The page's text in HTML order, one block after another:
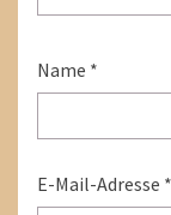
Name *
E-Mail-Adresse *